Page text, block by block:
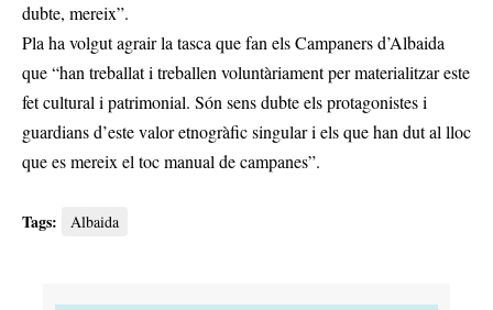
dubte, mereix”.
Pla ha volgut agrair la tasca que fan els Campaners d’Albaida
que “han treballat i treballen voluntàriament per materialitzar este
fet cultural i patrimonial. Són sens dubte els protagonistes i
guardians d’este valor etnogràfic singular i els que han dut al lloc
que es mereix el toc manual de campanes”.
Tags: Albaida